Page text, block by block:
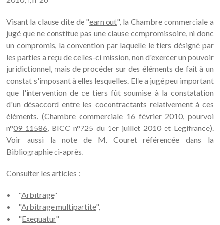
Visant la clause dite de "earn out", la Chambre commerciale a
jugé que ne constitue pas une clause compromissoire, ni donc
un compromis, la convention par laquelle le tiers désigné par
les parties a reçu de celles-ci mission, non d'exercer un pouvoir
juridictionnel, mais de procéder sur des éléments de fait à un
constat s'imposant à elles lesquelles. Elle a jugé peu important
que l'intervention de ce tiers fût soumise à la constatation
d'un désaccord entre les cocontractants relativement à ces
éléments. (Chambre commerciale 16 février 2010, pourvoi
n°09-11586, BICC n°725 du 1er juillet 2010 et Legifrance).
Voir aussi la note de M. Couret référencée dans la
Bibliographie ci-après.
Consulter les articles :
"Arbitrage"
"Arbitrage multipartite",
"Exequatur"